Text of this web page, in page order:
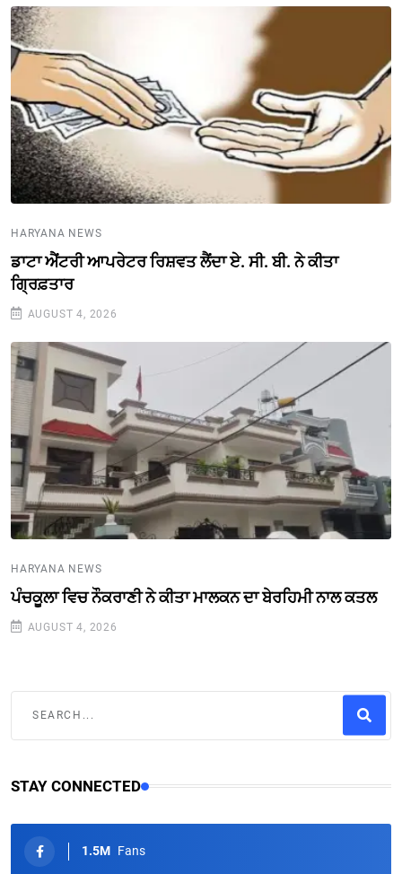
HARYANA NEWS
ਡਾਟਾ ਐਂਟਰੀ ਆਪਰੇਟਰ ਰਿਸ਼ਵਤ ਲੈਂਦਾ ਏ. ਸੀ. ਬੀ. ਨੇ ਕੀਤਾ
ਗ੍ਰਿਫ਼ਤਾਰ
AUGUST 4, 2026
HARYANA NEWS
ਪੰਚਕੂਲਾ ਵਿਚ ਨੌਕਰਾਣੀ ਨੇ ਕੀਤਾ ਮਾਲਕਨ ਦਾ ਬੇਰਹਿਮੀ ਨਾਲ ਕਤਲ
AUGUST 4, 2026
STAY CONNECTED
1.5M Fans